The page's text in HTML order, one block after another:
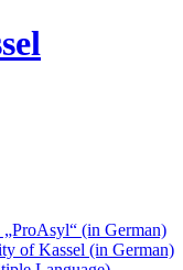
(in German)
of Kassel (in German)